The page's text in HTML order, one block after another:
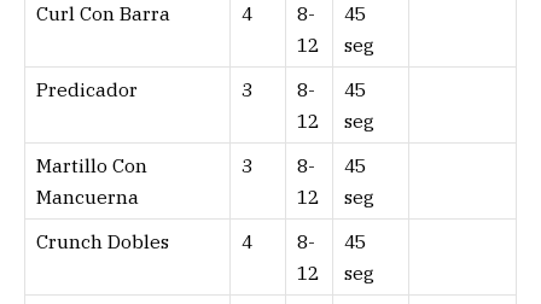
Curl Con Barra
4
8-
12
45
seg
Predicador
3
8-
12
45
seg
Martillo Con
Mancuerna
3
8-
12
45
seg
Crunch Dobles
4
8-
12
45
seg